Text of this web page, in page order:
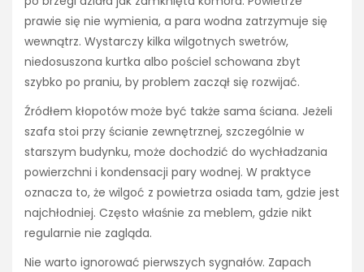
prawie się nie wymienia, a para wodna zatrzymuje się
wewnątrz. Wystarczy kilka wilgotnych swetrów,
niedosuszona kurtka albo pościel schowana zbyt
szybko po praniu, by problem zaczął się rozwijać.
Źródłem kłopotów może być także sama ściana. Jeżeli
szafa stoi przy ścianie zewnętrznej, szczególnie w
starszym budynku, może dochodzić do wychładzania
powierzchni i kondensacji pary wodnej. W praktyce
oznacza to, że wilgoć z powietrza osiada tam, gdzie jest
najchłodniej. Często właśnie za meblem, gdzie nikt
regularnie nie zagląda.
Nie warto ignorować pierwszych sygnałów. Zapach